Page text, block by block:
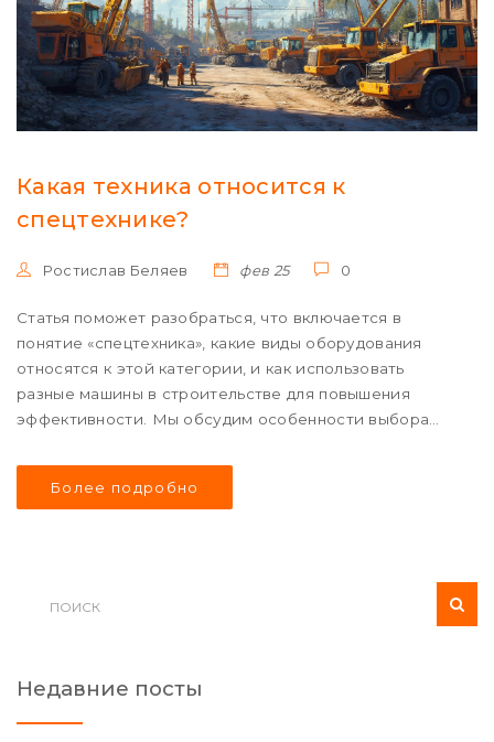
Какая техника относится к
спецтехнике?
Ростислав Беляев фев 25 0
Статья поможет разобраться, что включается в
понятие «спецтехника», какие виды оборудования
относятся к этой категории, и как использовать
разные машины в строительстве для повышения
эффективности. Мы обсудим особенности выбора
несколько советов, как сделать строительство более
безопасным и результативным. Эта информация будет
Более подробно
Недавние посты